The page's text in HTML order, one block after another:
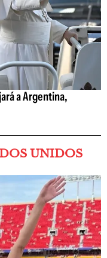
a Argentina,
UNIDOS